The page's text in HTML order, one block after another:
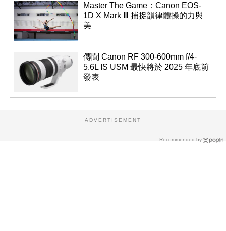
Master The Game：Canon EOS-
1D X Mark Ⅲ 捕捉韻律體操的力與
美
傳聞 Canon RF 300-600mm f/4-
5.6L IS USM 最快將於 2025 年底前
發表
Recommended by
ADVERTISEMENT